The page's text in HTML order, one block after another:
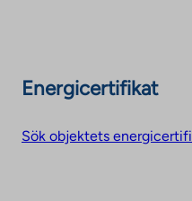
Energicertifikat
Sök objektets